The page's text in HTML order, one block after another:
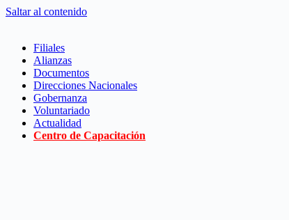
Saltar al contenido
Filiales
Alianzas
Documentos
Direcciones Nacionales
Gobernanza
Voluntariado
Actualidad
Centro de Capacitación